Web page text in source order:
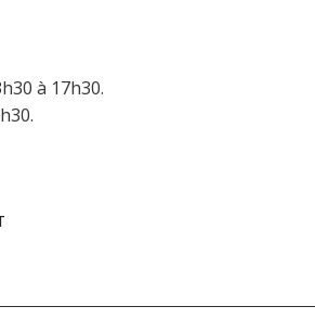
à 17h30.